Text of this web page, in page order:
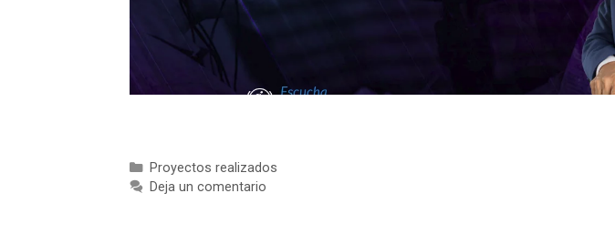
Categorías
Proyectos realizados
Deja un comentario